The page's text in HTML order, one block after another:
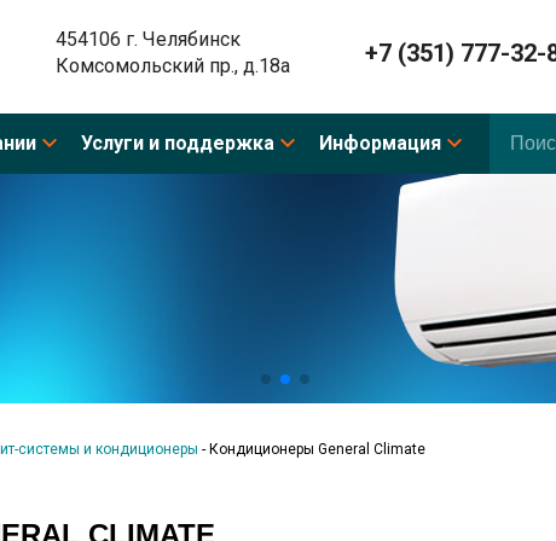
454106 г. Челябинск
Комсомольский пр., д.18а
+7 (351) 777-32-
Услуги и поддержка Информация
системы и кондиционеры - Кондиционеры General Climate
CLIMATE